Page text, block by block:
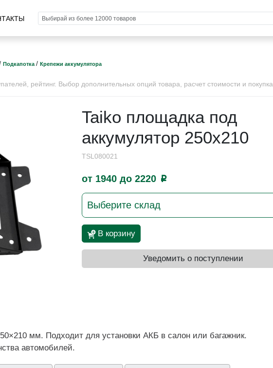
Подкапотка / Крепежи аккумулятора
рейтинг. Выбор дополнительных опций товара, расчет стоимости и покупка.
Taiko площадка под
аккумулятор 250х210
TSL080021
от 1940 до 2220 p
Выберите склад
В корзину
Уведомить о поступлении
мм. Подходит для установки АКБ в салон или багажник.
автомобилей.